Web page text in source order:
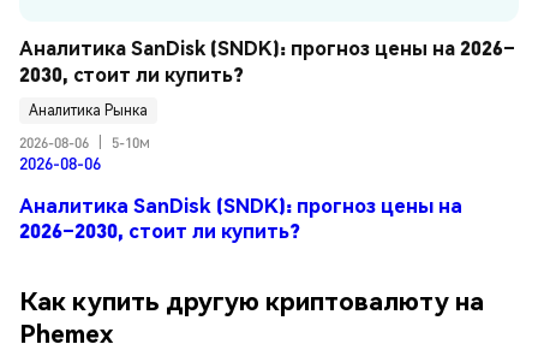
Аналитика SanDisk (SNDK): прогноз цены на 2026–
2030, стоит ли купить?
Аналитика Рынка
2026-08-06
5-10м
2026-08-06
Аналитика SanDisk (SNDK): прогноз цены на
2026–2030, стоит ли купить?
Как купить другую криптовалюту на
Phemex